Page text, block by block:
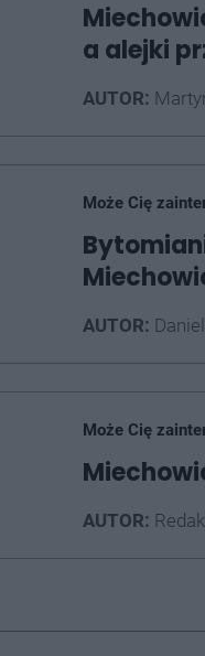
a alejki
AUTOR:
Może Cię
AUTOR:
Może Cię
AUTOR: